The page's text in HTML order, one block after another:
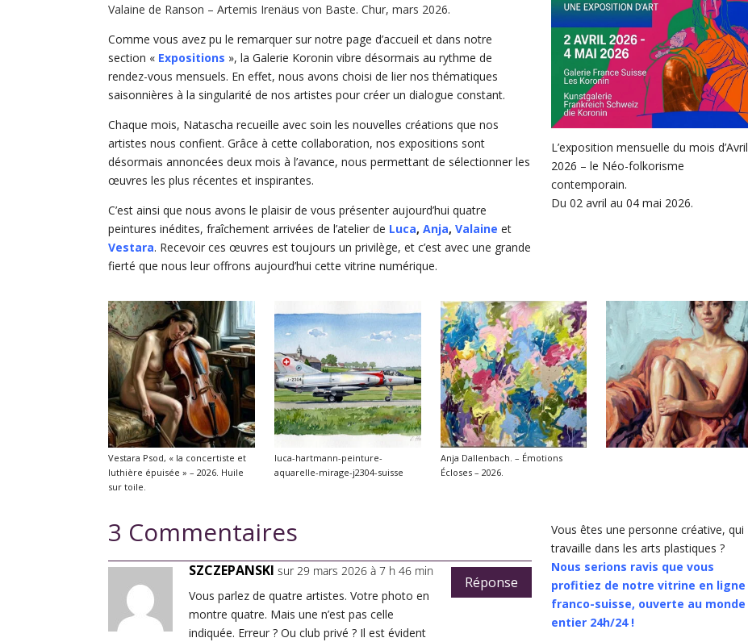
Valaine de Ranson – Artemis Irenäus von Baste. Chur, mars 2026.
Comme vous avez pu le remarquer sur notre page d’accueil et dans notre
section « Expositions », la Galerie Koronin vibre désormais au rythme de
rendez-vous mensuels. En effet, nous avons choisi de lier nos thématiques
saisonnières à la singularité de nos artistes pour créer un dialogue constant.
Chaque mois, Natascha recueille avec soin les nouvelles créations que nos
artistes nous confient. Grâce à cette collaboration, nos expositions sont
désormais annoncées deux mois à l’avance, nous permettant de sélectionner les
œuvres les plus récentes et inspirantes.
C’est ainsi que nous avons le plaisir de vous présenter aujourd’hui quatre
peintures inédites, fraîchement arrivées de l’atelier de Luca,Anja,Valaine et
Vestara. Recevoir ces œuvres est toujours un privilège, et c’est avec une grande
fierté que nous leur offrons aujourd’hui cette vitrine numérique.
L’exposition mensuelle du mois d’Avril
2026 – le Néo-folkorisme
contemporain.
Du 02 avril au 04 mai 2026.
Vestara Psod, « la concertiste et
luthière épuisée » – 2026. Huile
sur toile.
luca-hartmann-peinture-
aquarelle-mirage-j2304-suisse
Anja Dallenbach. – Émotions
Écloses – 2026.
3 Commentaires
SZCZEPANSKI sur 29 mars 2026 à 7 h 46 min
Vous parlez de quatre artistes. Votre photo en
montre quatre. Mais une n’est pas celle
indiquée. Erreur ? Ou club privé ? Il est évident
Réponse
Vous êtes une personne créative, qui
travaille dans les arts plastiques ?
Nous serions ravis que vous
profitiez de notre vitrine en ligne
franco-suisse, ouverte au monde
entier 24h/24 !